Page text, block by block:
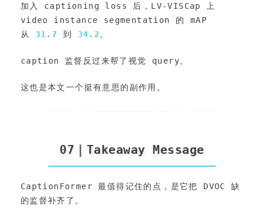
加入 captioning loss 后，LV-VISCap 上
video instance segmentation 的 mAP
从 31.7 到 34.2。
caption 监督反过来帮了视觉 query。
这也是本文一个挺有意思的副作用。
07｜Takeaway Message
CaptionFormer 最值得记住的点，是它把 DVOC 缺
的监督补齐了。